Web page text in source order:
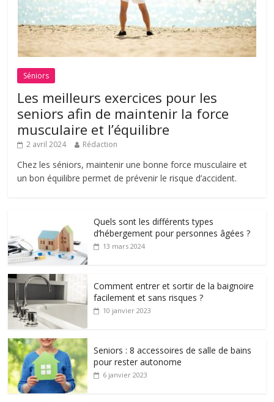
Séniors
Les meilleurs exercices pour les
seniors afin de maintenir la force
musculaire et l’équilibre
2 avril 2024 Rédaction
Chez les séniors, maintenir une bonne force musculaire et
un bon équilibre permet de prévenir le risque d’accident.
Quels sont les différents types
d’hébergement pour personnes âgées ?
13 mars 2024
Comment entrer et sortir de la baignoire
facilement et sans risques ?
10 janvier 2023
Seniors : 8 accessoires de salle de bains
pour rester autonome
6 janvier 2023